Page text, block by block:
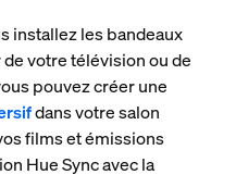
installez les bandeaux
votre télévision ou de
pouvez créer une
dans votre salon
films et émissions
Hue Sync avec la